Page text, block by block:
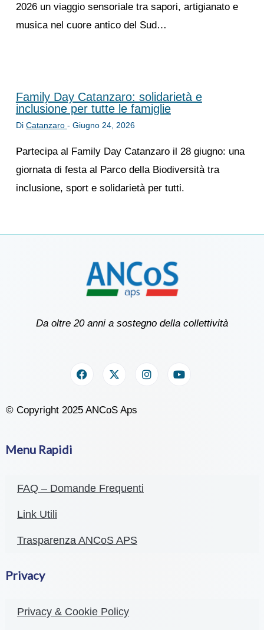
2026 un viaggio sensoriale tra sapori, artigianato e
musica nel cuore antico del Sud…
Family Day Catanzaro: solidarietà e
inclusione per tutte le famiglie
Di Catanzaro - Giugno 24, 2026
Partecipa al Family Day Catanzaro il 28 giugno: una
giornata di festa al Parco della Biodiversità tra
inclusione, sport e solidarietà per tutti.
Da oltre 20 anni a sostegno della collettività
© Copyright 2025 ANCoS Aps
Menu Rapidi
FAQ – Domande Frequenti
Link Utili
Trasparenza ANCoS APS
Privacy
Privacy & Cookie Policy